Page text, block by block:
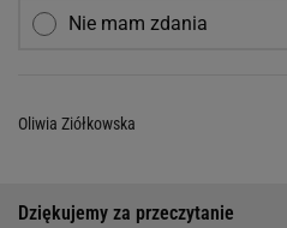
Nie mam zdania
Oliwia Ziółkowska
Dziękujemy za przeczytanie